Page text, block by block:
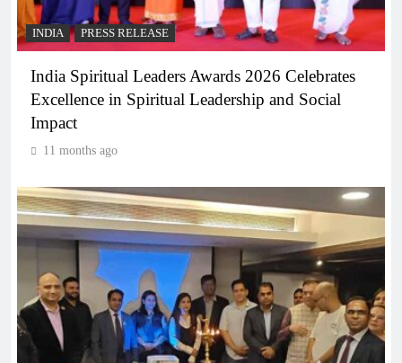
INDIA PRESS RELEASE
India Spiritual Leaders Awards 2026 Celebrates
Excellence in Spiritual Leadership and Social
Impact
11 months ago